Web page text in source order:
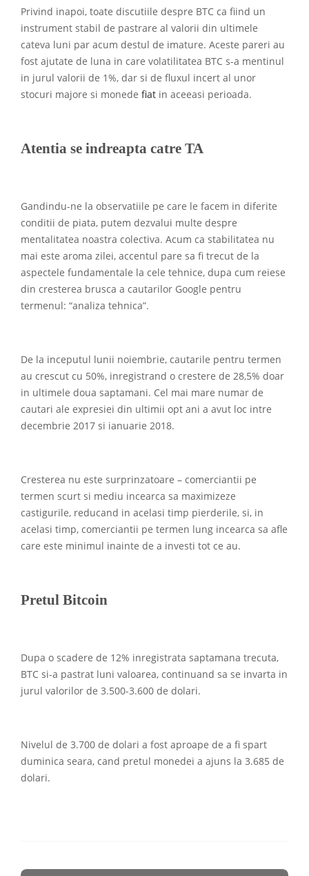
Privind inapoi, toate discutiile despre BTC ca fiind un
instrument stabil de pastrare al valorii din ultimele
cateva luni par acum destul de imature. Aceste pareri au
fost ajutate de luna in care volatilitatea BTC s-a mentinul
in jurul valorii de 1%, dar si de fluxul incert al unor
stocuri majore si monede fiat in aceeasi perioada.
Atentia se indreapta catre TA
Gandindu-ne la observatiile pe care le facem in diferite
conditii de piata, putem dezvalui multe despre
mentalitatea noastra colectiva. Acum ca stabilitatea nu
mai este aroma zilei, accentul pare sa fi trecut de la
aspectele fundamentale la cele tehnice, dupa cum reiese
din cresterea brusca a cautarilor Google pentru
termenul: “analiza tehnica”.
De la inceputul lunii noiembrie, cautarile pentru termen
au crescut cu 50%, inregistrand o crestere de 28,5% doar
in ultimele doua saptamani. Cel mai mare numar de
cautari ale expresiei din ultimii opt ani a avut loc intre
decembrie 2017 si ianuarie 2018.
Cresterea nu este surprinzatoare – comerciantii pe
termen scurt si mediu incearca sa maximizeze
castigurile, reducand in acelasi timp pierderile, si, in
acelasi timp, comerciantii pe termen lung incearca sa afle
care este minimul inainte de a investi tot ce au.
Pretul Bitcoin
Dupa o scadere de 12% inregistrata saptamana trecuta,
BTC si-a pastrat luni valoarea, continuand sa se invarta in
jurul valorilor de 3.500-3.600 de dolari.
Nivelul de 3.700 de dolari a fost aproape de a fi spart
duminica seara, cand pretul monedei a ajuns la 3.685 de
dolari.